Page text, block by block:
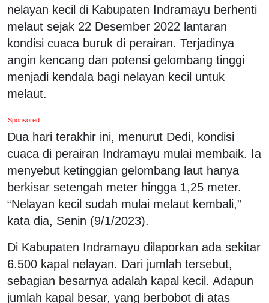
nelayan kecil di Kabupaten Indramayu berhenti
melaut sejak 22 Desember 2022 lantaran
kondisi cuaca buruk di perairan. Terjadinya
angin kencang dan potensi gelombang tinggi
menjadi kendala bagi nelayan kecil untuk
melaut.
Sponsored
Dua hari terakhir ini, menurut Dedi, kondisi
cuaca di perairan Indramayu mulai membaik. Ia
menyebut ketinggian gelombang laut hanya
berkisar setengah meter hingga 1,25 meter.
“Nelayan kecil sudah mulai melaut kembali,”
kata dia, Senin (9/1/2023).
Di Kabupaten Indramayu dilaporkan ada sekitar
6.500 kapal nelayan. Dari jumlah tersebut,
sebagian besarnya adalah kapal kecil. Adapun
jumlah kapal besar, yang berbobot di atas